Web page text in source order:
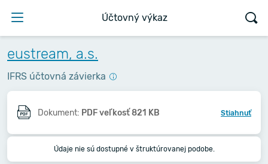
Účtovný výkaz
eustream, a.s.
IFRS účtovná závierka
Dokument: PDF veľkosť 821 KB Stiahnuť
Údaje nie sú dostupné v štruktúrovanej podobe.